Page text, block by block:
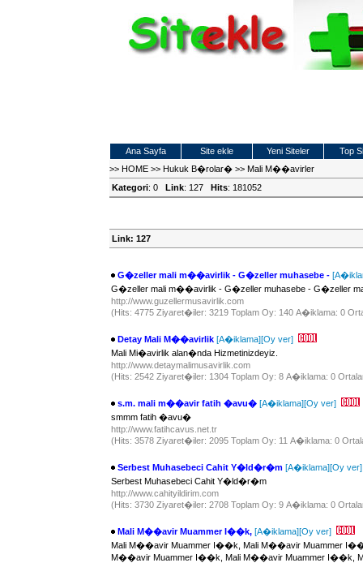
Ana Sayfa Site ekle Yeni Siteler
Top
>> HOME >> Hukuk B�rolar� >> Mali M��avirler
Kategori: 0 Link: 127 Hits: 181052
Link: 127
G�zeller mali m��avirlik - G�zeller muhasebe -
G�zeller mali m��avirlik - G�zeller muhasebe - G�zeller
http://www.guzellermusavirlik.com
(Hits: 4775 Ziyaret�iler: 3219 Toplam Oy: 140 A�iklama: 0
Detay Mali M��avirlik [A�iklama][Oy ver]
Mali Mi�avirlik alan�nda Hizmetinizdeyiz.
http://www.detaymalimusavirlik.com
(Hits: 2542 Ziyaret�iler: 1304 Toplam Oy: 8 A�iklama: 0
s.m. mali m��avir fatih �avu� [A�iklama][Oy ver]
smmm fatih �avu�
http://www.fatihcavus.net.tr
(Hits: 3578 Ziyaret�iler: 2095 Toplam Oy: 11 A�iklama: 0
Serbest Muhasebeci Cahit Y�ld�r�m [A�iklama][Oy ver]
Serbest Muhasebeci Cahit Y�ld�r�m
http://www.cahityildirim.com
(Hits: 3730 Ziyaret�iler: 2708 Toplam Oy: 9 A�iklama: 0
Mali M��avir Muammer I��k, [A�iklama][Oy ver]
Mali M��avir Muammer I��k, Mali M��avir Muammer
M��avir Muammer I��k, Mali M��avir Muammer I��k,